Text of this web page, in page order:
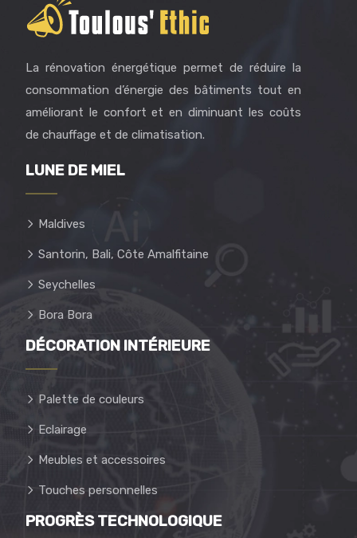
La rénovation énergétique permet de réduire la
consommation d’énergie des bâtiments tout en
améliorant le confort et en diminuant les coûts
de chauffage et de climatisation.
LUNE DE MIEL
Maldives
Santorin, Bali, Côte Amalfitaine
Seychelles
Bora Bora
DÉCORATION INTÉRIEURE
Palette de couleurs
Eclairage
Meubles et accessoires
Touches personnelles
PROGRÈS TECHNOLOGIQUE